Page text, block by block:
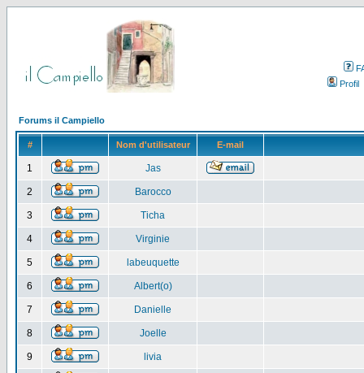
Profil
Forums il Campiello
# Nom d'utilisateur E-mail
1 Jas
2 Barocco
3 Ticha
4 Virginie
5 labeuquette
6 Albert(o)
7 Danielle
8 Joelle
9 livia